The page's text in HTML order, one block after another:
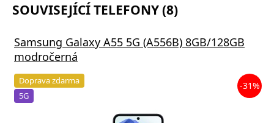
SOUVISEJÍCÍ TELEFONY (8)
Samsung Galaxy A55 5G (A556B) 8GB/128GB
modročerná
Doprava zdarma
5G
-31%